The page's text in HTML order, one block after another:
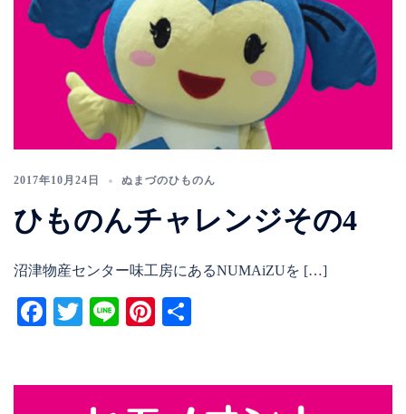
2017年10月24日 ぬまづのひものん
ひものんチャレンジその4
沼津物産センター味工房にあるNUMAiZUを […]
Facebook
TwitterLinePinterest